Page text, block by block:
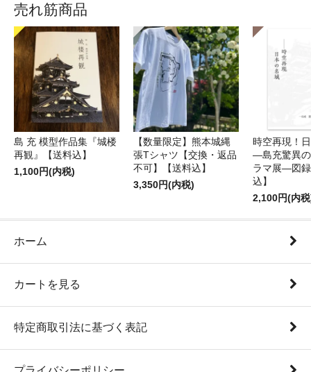
売れ筋商品
島 充 模型作品集『城楼
再観』【送料込】
1,100円(内税)
【数量限定】熊本城縄
張Tシャツ【交換・返品
不可】【送料込】
3,350円(内税)
時空再現！
―島充驚異
ラマ展―図
込】
2,100円(内
ホーム
カートを見る
特定商取引法に基づく表記